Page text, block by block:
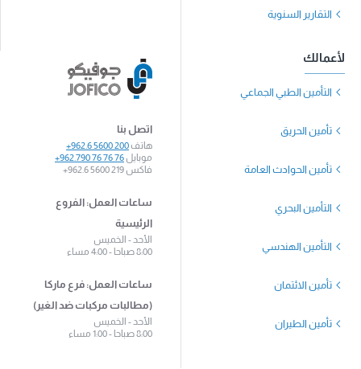
التقارير السنوية
لأعمالك
التأمين الطبي الجماعي
تأمين الحريق
تأمين الحوادث العامة
التأمين البحري
التأمين الهندسي
تأمين الائتمان
تأمين الطيران
اتصل بنا
هاتف +962.6 5600 200
موبايل +962.790 76 76 76
فاكس +962.6 5600 219
ساعات العمل: الفروع
الرئيسية
الأحد - الخميس
8:00 صباحا - 4:00 مساء
ساعات العمل: فرع ماركا
(مطالبات مركبات ضد الغير)
الأحد - الخميس
8:00 صباحا - 1:00 مساء